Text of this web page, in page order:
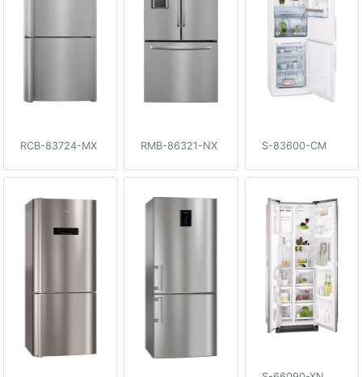
RCB-83724-MX RMB-86321-NX S-83600-CM